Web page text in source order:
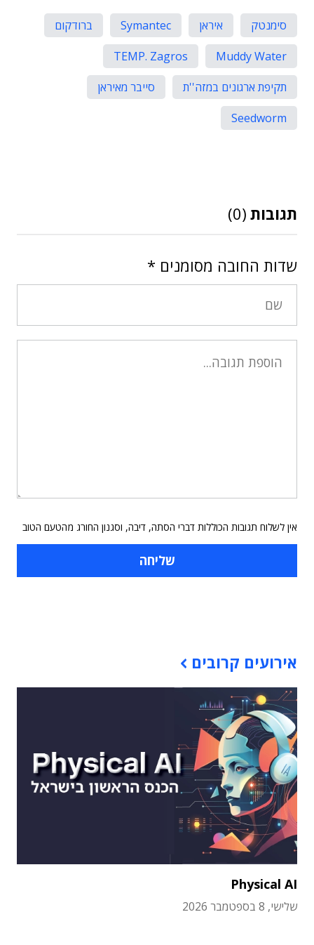
סימנטק איראן Symantec
ברודקום
Muddy Water
TEMP. Zagros
תקיפת ארגונים במזה''ת
סייבר מאיראן
Seedworm
תגובות (0)
שדות החובה מסומנים *
אין לשלוח תגובות הכוללות דברי הסתה, דיבה, וסגנון החורג מהטעם הטוב
אירועים קרובים
Physical AI
שלישי, 8 בספטמבר 2026